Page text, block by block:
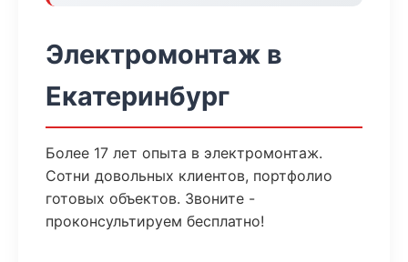
Электромонтаж в
Екатеринбург
Более 17 лет опыта в электромонтаж.
Сотни довольных клиентов, портфолио
готовых объектов. Звоните -
проконсультируем бесплатно!